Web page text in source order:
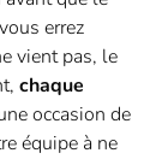
errez
vient pas, le
chaque
occasion de
équipe à ne